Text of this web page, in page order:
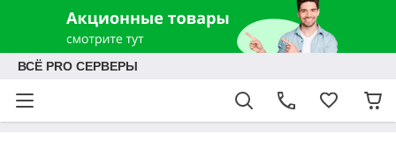
ВСЁ PRO СЕРВЕРЫ